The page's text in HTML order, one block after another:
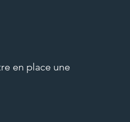
en place une